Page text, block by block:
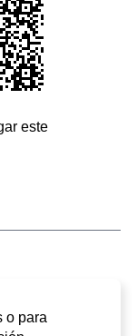
este
o para